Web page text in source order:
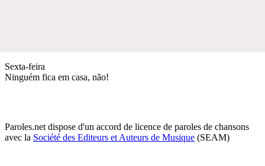
Sexta-feira
Ninguém fica em casa, não!
Paroles.net dispose d'un accord de licence de paroles de chansons
avec la Société des Editeurs et Auteurs de Musique (SEAM)